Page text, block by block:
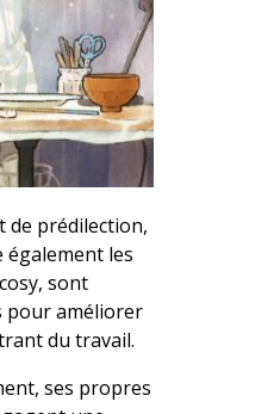
de prédilection,
également les
sont
pour améliorer
du travail.
ses propres